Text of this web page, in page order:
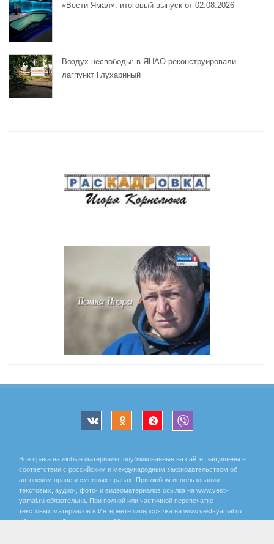
«Вести Ямал»: итоговый выпуск от 02.08.2026
Воздух несвободы: в ЯНАО реконструировали
лагпункт Глухариный
Все права на любые материалы, опубликованные на сайте, защищены в
соответствии с российским и международным законодательством об
авторском праве и смежных правах. При любом использовании
текстовых, аудио-, фото- и видеоматериалов ссылка на www.vesti-
yamal.ru обязательна. При полной или частичной перепечатке
текстовых материалов в Интернете гиперссылка на www.vesti-yamal.ru
обязательна. Для лиц старше 16 лет.